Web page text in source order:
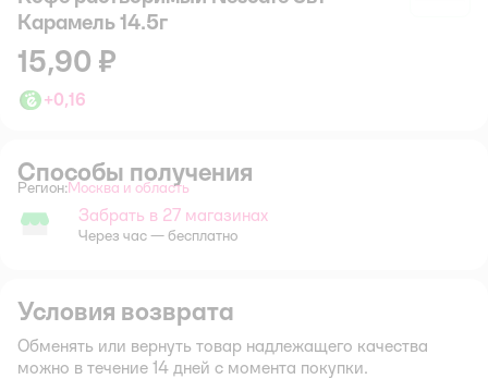
Карамель 14.5г
15,90 ₽
+0,16
Способы получения
Регион: Выбор адреса доставки.
Москва и область
Забрать в магазине
Забрать в 27 магазинах
Через час — бесплатно
Условия возврата
Обменять или вернуть товар надлежащего качества
можно в течение 14 дней с момента покупки.